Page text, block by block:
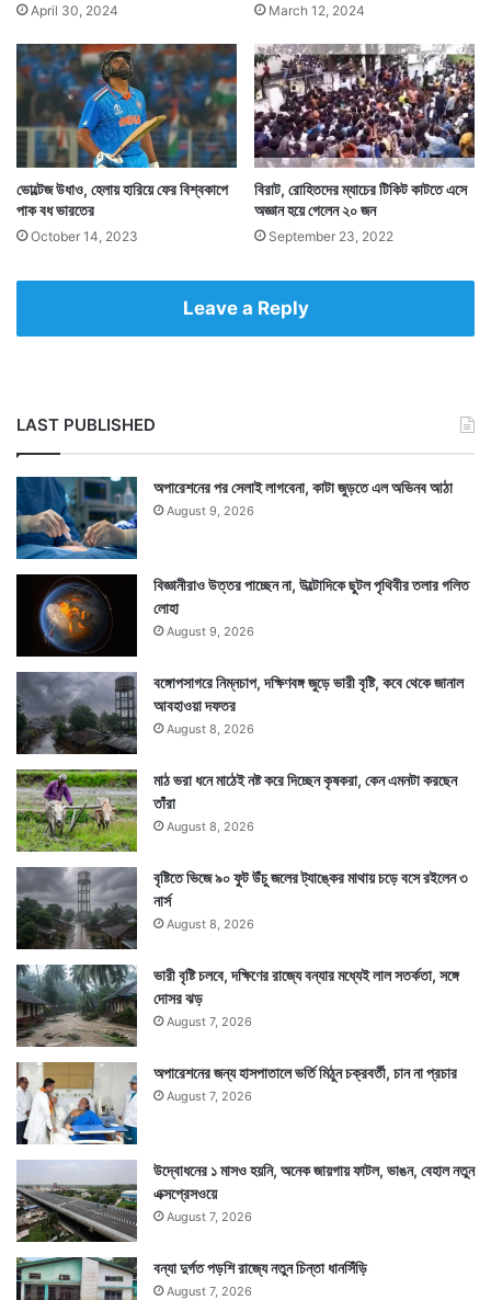
April 30, 2024 March 12, 2024
ভোল্টেজ উধাও, হেলায় হারিয়ে ফের বিশ্বকাপে
পাক বধ ভারতের
October 14, 2023
বিরাট, রোহিতদের ম্যাচের টিকিট কাটতে এসে
অজ্ঞান হয়ে গেলেন ২০ জন
September 23, 2022
Leave a Reply
LAST PUBLISHED
অপারেশনের পর সেলাই লাগবেনা, কাটা জুড়তে এল অভিনব আঠা
August 9, 2026
বিজ্ঞানীরাও উত্তর পাচ্ছেন না, উল্টোদিকে ছুটল পৃথিবীর তলার গলিত
লোহা
August 9, 2026
বঙ্গোপসাগরে নিম্নচাপ, দক্ষিণবঙ্গ জুড়ে ভারী বৃষ্টি, কবে থেকে জানাল
আবহাওয়া দফতর
August 8, 2026
মাঠ ভরা ধনে মাঠেই নষ্ট করে দিচ্ছেন কৃষকরা, কেন এমনটা করছেন
তাঁরা
August 8, 2026
বৃষ্টিতে ভিজে ৯০ ফুট উঁচু জলের ট্যাঙ্কের মাথায় চড়ে বসে রইলেন ৩
নার্স
August 8, 2026
ভারী বৃষ্টি চলবে, দক্ষিণের রাজ্যে বন্যার মধ্যেই লাল সতর্কতা, সঙ্গে
দোসর ঝড়
August 7, 2026
অপারেশনের জন্য হাসপাতালে ভর্তি মিঠুন চক্রবর্তী, চান না প্রচার
August 7, 2026
উদ্বোধনের ১ মাসও হয়নি, অনেক জায়গায় ফাটল, ভাঙন, বেহাল নতুন
এক্সপ্রেসওয়ে
August 7, 2026
বন্যা দুর্গত পড়শি রাজ্যে নতুন চিন্তা ধানসিঁড়ি
August 7, 2026